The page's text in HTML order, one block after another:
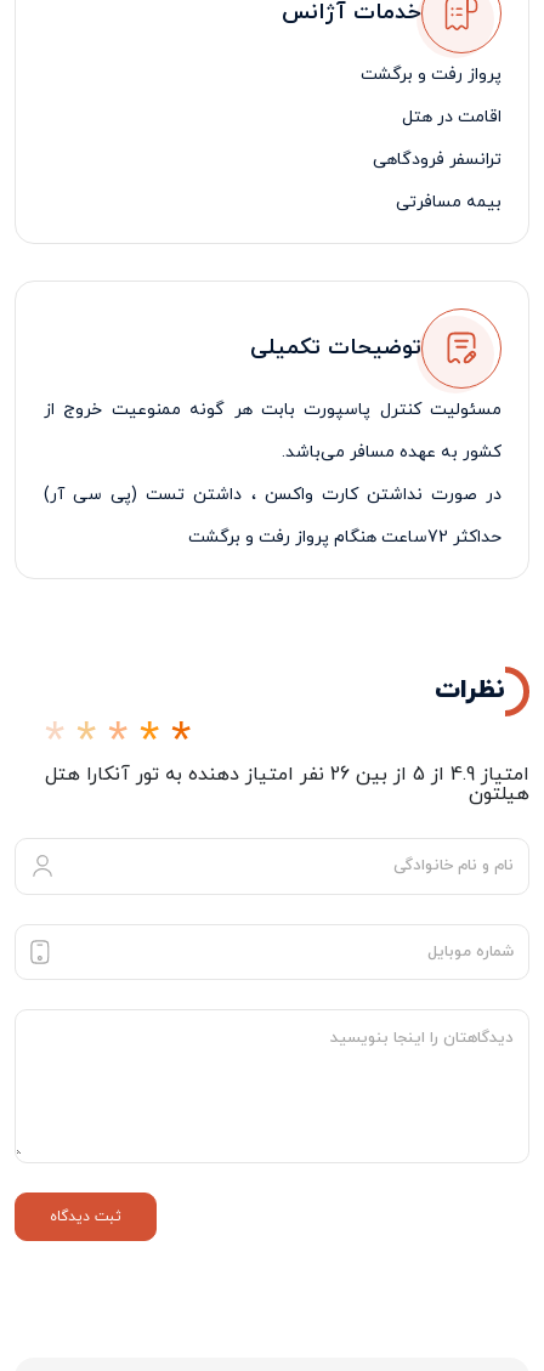
خدمات آژانس
پرواز رفت و برگشت
اقامت در هتل
ترانسفر فرودگاهی
بیمه مسافرتی
لیدر فارسی زبان
توضیحات تکمیلی
مسئولیت کنترل پاسپورت بابت هر گونه ممنوعیت خروج از
کشور به عهده مسافر می‌باشد.
در صورت نداشتن کارت واکسن ، داشتن تست (پی سی آر)
حداکثر 72ساعت هنگام پرواز رفت و برگشت
پرداخت 50% درصد از مبلغ کل تور در زمان ثبت نام الزامی
نظرات
امتیاز 4.9 از 5 از بین 26 نفر امتیاز دهنده به تور آنکارا هتل
هیلتون